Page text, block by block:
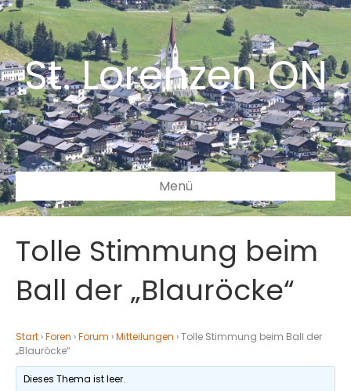
St. Lorenzen ON
Menü
Tolle Stimmung beim
Ball der „Blauröcke“
Start ›Foren ›Forum ›Mitteilungen ›Tolle Stimmung beim Ball der
„Blauröcke“
Dieses Thema ist leer.